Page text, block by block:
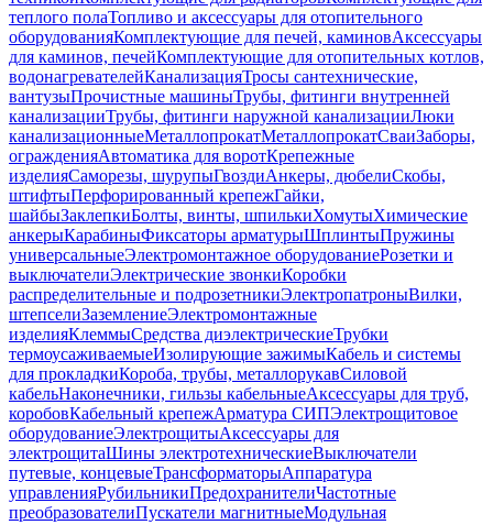
теплого полаТопливо и аксессуары для отопительного
оборудованияКомплектующие для печей, каминовАксессуары
для каминов, печейКомплектующие для отопительных котлов,
водонагревателейКанализацияТросы сантехнические,
вантузыПрочистные машиныТрубы, фитинги внутренней
канализацииТрубы, фитинги наружной канализацииЛюки
канализационныеМеталлопрокатМеталлопрокатСваиЗаборы,
огражденияАвтоматика для воротКрепежные
изделияСаморезы, шурупыГвоздиАнкеры, дюбелиСкобы,
штифтыПерфорированный крепежГайки,
шайбыЗаклепкиБолты, винты, шпилькиХомутыХимические
анкерыКарабиныФиксаторы арматурыШплинтыПружины
универсальныеЭлектромонтажное оборудованиеРозетки и
выключателиЭлектрические звонкиКоробки
распределительные и подрозетникиЭлектропатроныВилки,
штепселиЗаземлениеЭлектромонтажные
изделияКлеммыСредства диэлектрическиеТрубки
термоусаживаемыеИзолирующие зажимыКабель и системы
для прокладкиКороба, трубы, металлорукавСиловой
кабельНаконечники, гильзы кабельныеАксессуары для труб,
коробовКабельный крепежАрматура СИПЭлектрощитовое
оборудованиеЭлектрощитыАксессуары для
электрощитаШины электротехническиеВыключатели
путевые, концевыеТрансформаторыАппаратура
управленияРубильникиПредохранителиЧастотные
преобразователиПускатели магнитныеМодульная